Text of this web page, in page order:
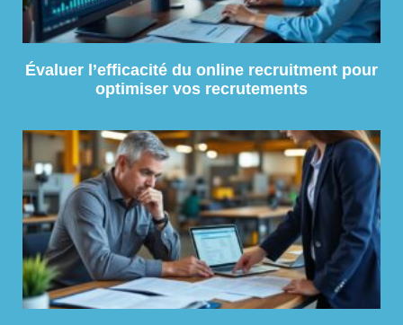
Évaluer l’efficacité du online recruitment pour
optimiser vos recrutements